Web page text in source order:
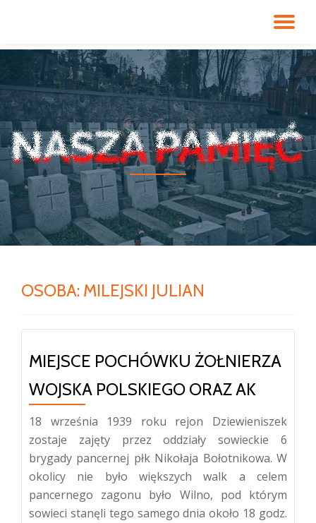
do
OSOBA: MILEJSKI JULIAN
MIEJSCE POCHÓWKU ŻOŁNIERZA
WOJSKA POLSKIEGO ORAZ AK
18 września 1939 roku rejon Dziewieniszek
zostaje zajęty przez oddziały sowieckie 6
brygady pancernej płk Nikołaja Bołotnikowa. W
okolicy nie było większych walk a celem
pancernego zagonu było Wilno, pod którym
sowieci stanęli tego samego dnia około 18 godz.